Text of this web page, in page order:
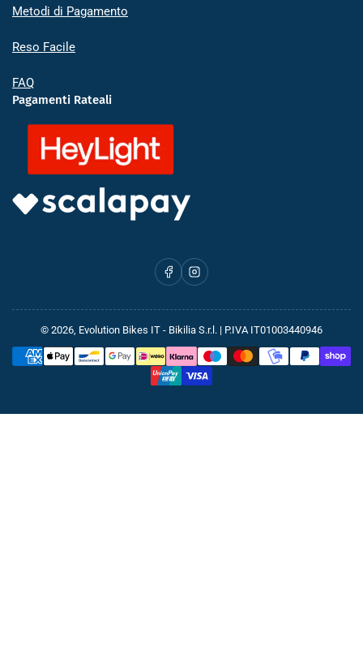
Metodi di Pagamento
Reso Facile
FAQ
Pagamenti Rateali
FacebookInstagram
© 2026, Evolution Bikes IT - Bikilia S.r.l. | P.IVA IT01003440946
Metodi
di
pagamento